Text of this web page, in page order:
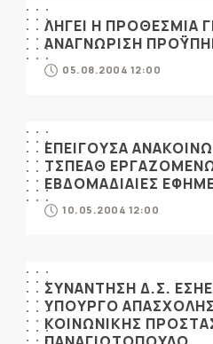
ΛΗΓΕΙ Η ΠΡΟΘΕΣΜΙΑ
ΑΝΑΓΝΩΡΙΣΗ
05.08.2004 12:00
ΕΠΕΙΓΟΥΣΑ
ΤΣΠΕΑΘ
ΕΒΔΟΜΑΔΙΑΙΕΣ
10.05.2004 12:00
ΣΥΝΑΝΤΗΣΗ Δ.Σ.
ΥΠΟΥΡΓΟ
ΚΟΙΝΩΝΙΚΗΣ